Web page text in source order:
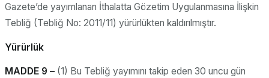
Gazete’de yayımlanan İthalatta Gözetim Uygulanmasına İlişkin
Tebliğ (Tebliğ No: 2011/11) yürürlükten kaldırılmıştır.
Yürürlük
MADDE 9 – (1) Bu Tebliğ yayımını takip eden 30 uncu gün